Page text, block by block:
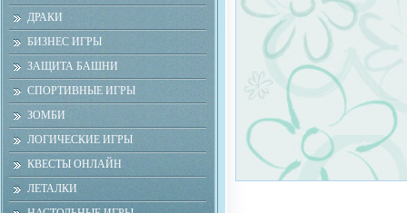
ДРАКИ
БИЗНЕС ИГРЫ
ЗАЩИТА БАШНИ
СПОРТИВНЫЕ ИГРЫ
ЗОМБИ
ЛОГИЧЕСКИЕ ИГРЫ
КВЕСТЫ ОНЛАЙН
ЛЕТАЛКИ